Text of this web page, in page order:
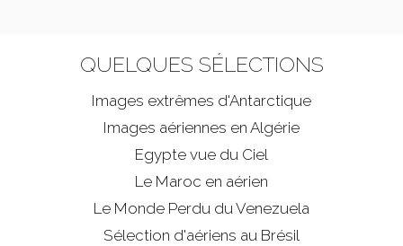
QUELQUES SÉLECTIONS
Images extrêmes d'Antarctique
Images aériennes en Algérie
Egypte vue du Ciel
Le Maroc en aérien
Le Monde Perdu du Venezuela
Sélection d'aériens au Brésil